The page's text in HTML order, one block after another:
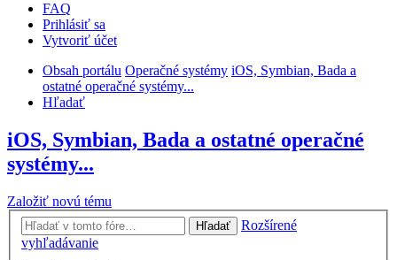
FAQ
Prihlásiť sa
Vytvoriť účet
Obsah portálu Operačné systémy iOS, Symbian, Bada a
ostatné operačné systémy...
Hľadať
iOS, Symbian, Bada a ostatné operačné
systémy...
Založiť novú tému
Hľadať
Rozšírené
vyhľadávanie